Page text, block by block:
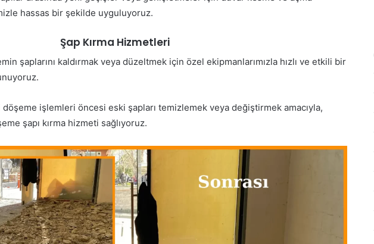
hassas bir şekilde uyguluyoruz.
Şap Kırma Hizmetleri
şaplarını kaldırmak veya düzeltmek için özel ekipmanlarımızla hızlı ve etkili bir
döşeme işlemleri öncesi eski şapları temizlemek veya değiştirmek amacıyla,
şapı kırma hizmeti sağlıyoruz.